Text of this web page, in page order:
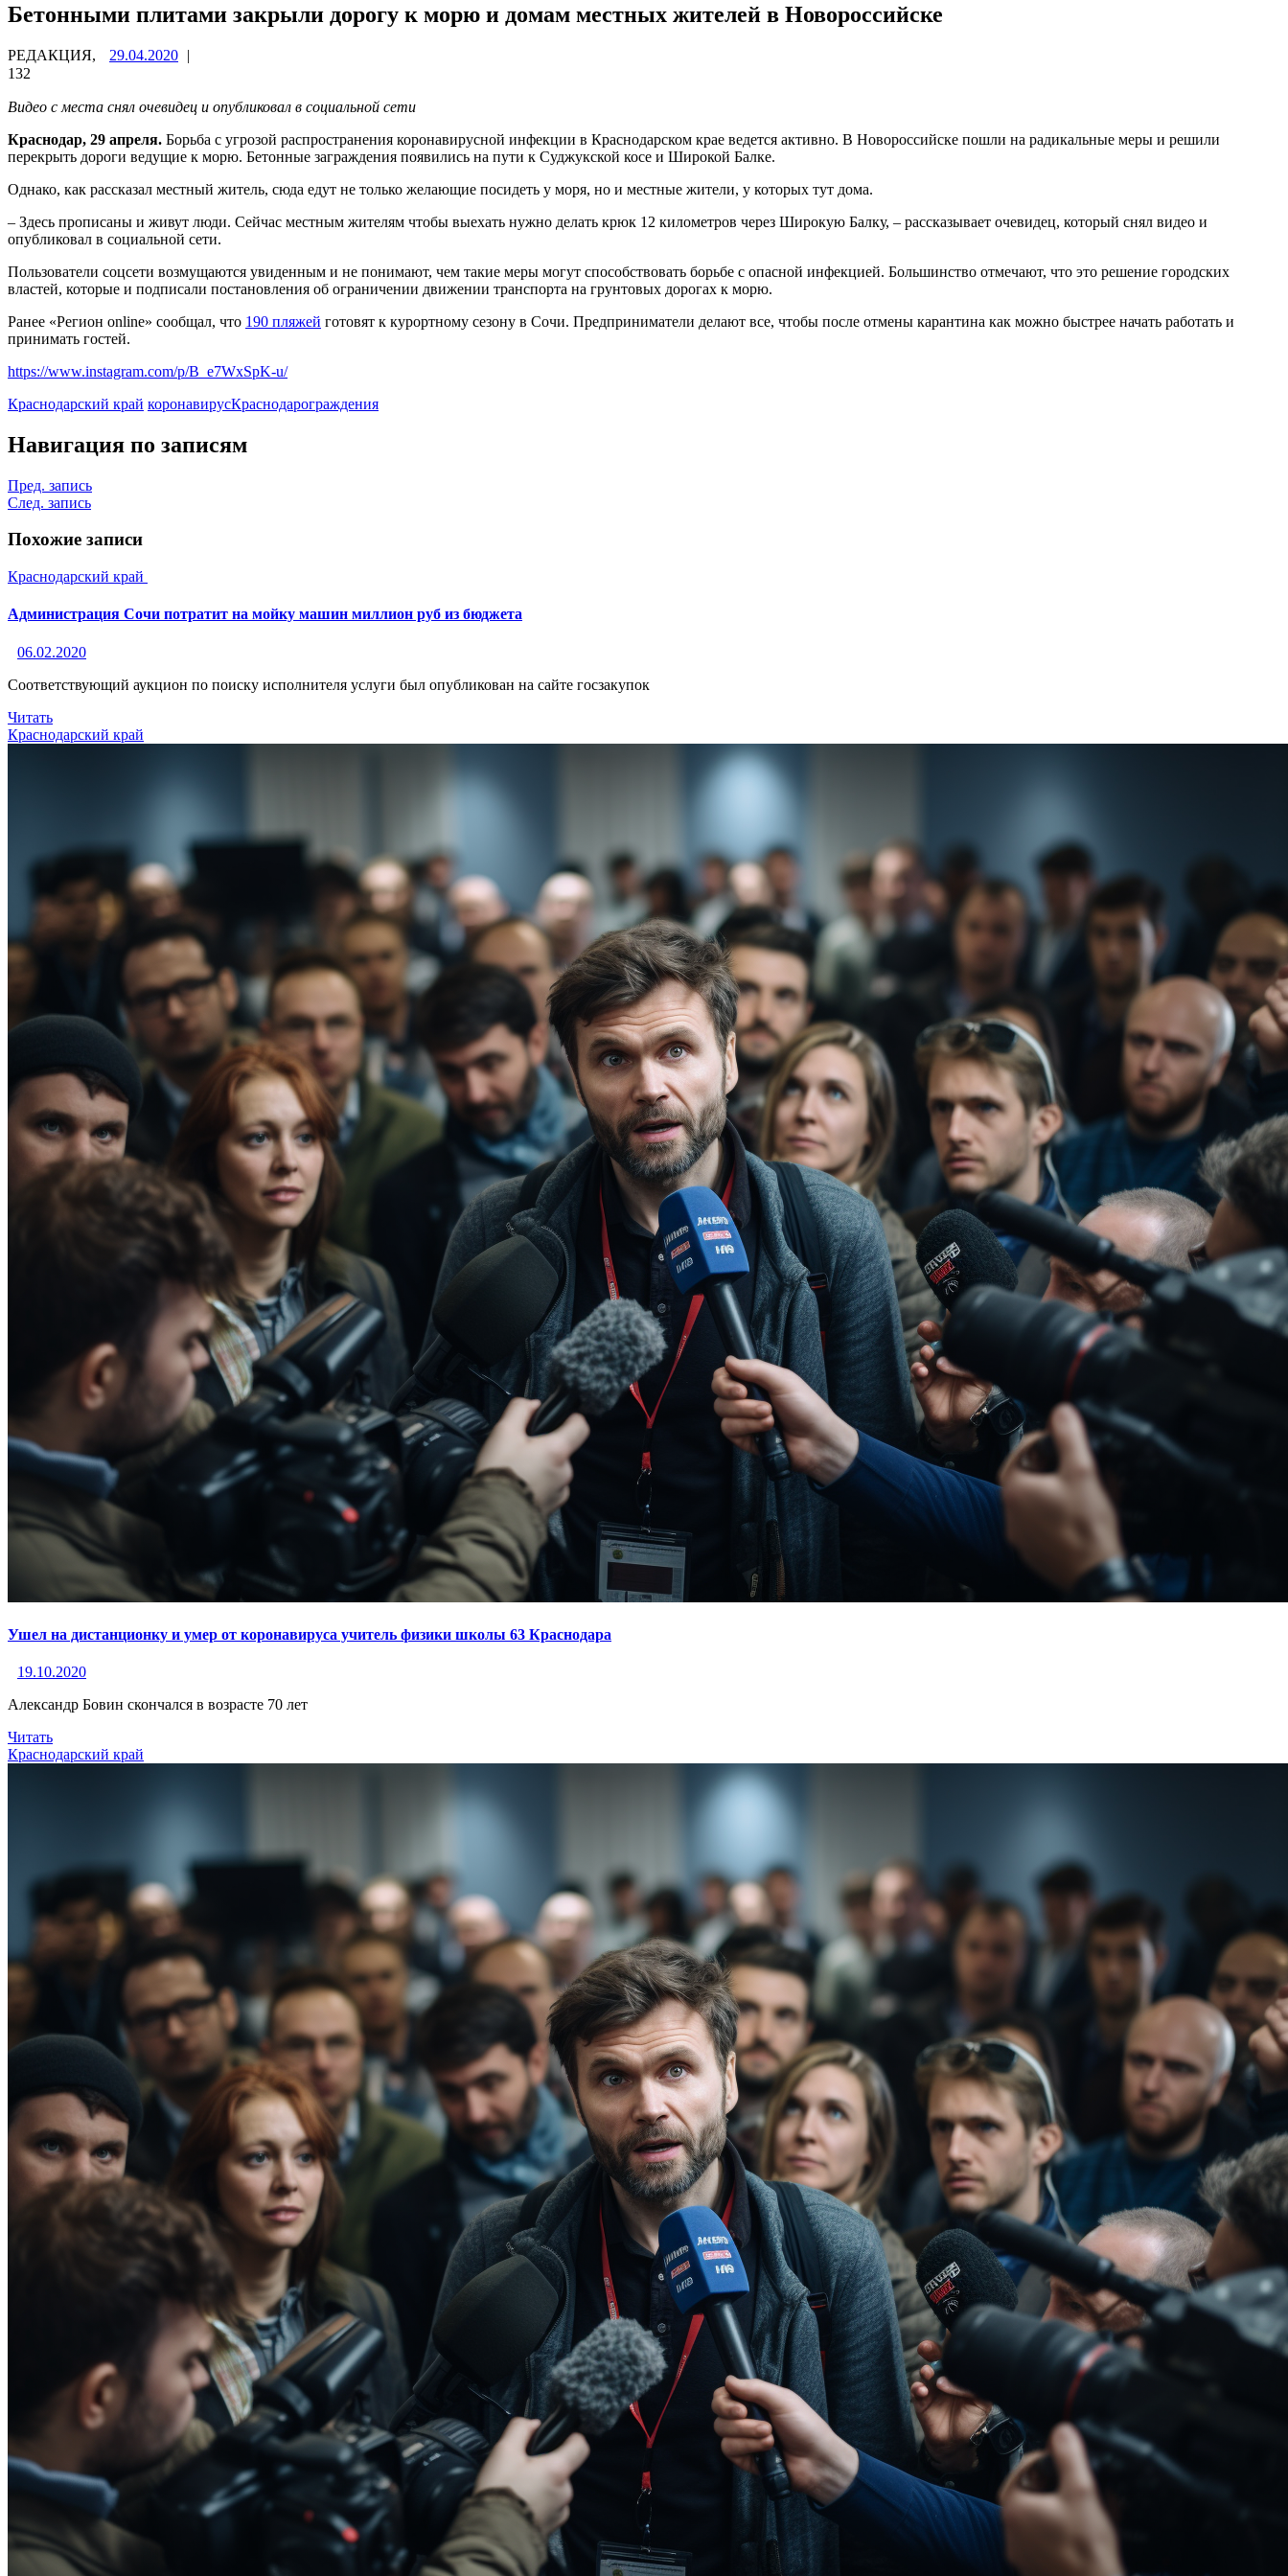
Бетонными плитами закрыли дорогу к морю и домам местных жителей в Новороссийске
РЕДАКЦИЯ, 29.04.2020 |
132
Видео с места снял очевидец и опубликовал в социальной сети
Краснодар, 29 апреля. Борьба с угрозой распространения коронавирусной инфекции в Краснодарском крае ведется активно. В Новороссийске пошли на радикальные меры и решили
перекрыть дороги ведущие к морю. Бетонные заграждения появились на пути к Суджукской косе и Широкой Балке.
Однако, как рассказал местный житель, сюда едут не только желающие посидеть у моря, но и местные жители, у которых тут дома.
– Здесь прописаны и живут люди. Сейчас местным жителям чтобы выехать нужно делать крюк 12 километров через Широкую Балку, – рассказывает очевидец, который снял видео и
опубликовал в социальной сети.
Пользователи соцсети возмущаются увиденным и не понимают, чем такие меры могут способствовать борьбе с опасной инфекцией. Большинство отмечают, что это решение городских
властей, которые и подписали постановления об ограничении движении транспорта на грунтовых дорогах к морю.
Ранее «Регион online» сообщал, что 190 пляжей готовят к курортному сезону в Сочи. Предприниматели делают все, чтобы после отмены карантина как можно быстрее начать работать и
принимать гостей.
https://www.instagram.com/p/B_e7WxSpK-u/
Краснодарский край коронавирусКраснодарограждения
Навигация по записям
Пред. запись
След. запись
Похожие записи
Краснодарский край
Администрация Сочи потратит на мойку машин миллион руб из бюджета
06.02.2020
Соответствующий аукцион по поиску исполнителя услуги был опубликован на сайте госзакупок
Читать
Краснодарский край
Ушел на дистанционку и умер от коронавируса учитель физики школы 63 Краснодара
19.10.2020
Александр Бовин скончался в возрасте 70 лет
Читать
Краснодарский край